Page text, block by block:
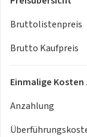
Bruttolistenpreis
Brutto Kaufpreis
Einmalige Kosten
Anzahlung